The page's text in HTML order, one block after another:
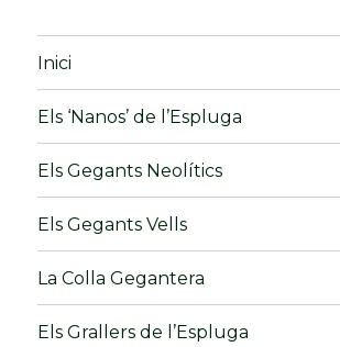
Inici
Els ‘Nanos’ de l’Espluga
Els Gegants Neolítics
Els Gegants Vells
La Colla Gegantera
Els Grallers de l’Espluga